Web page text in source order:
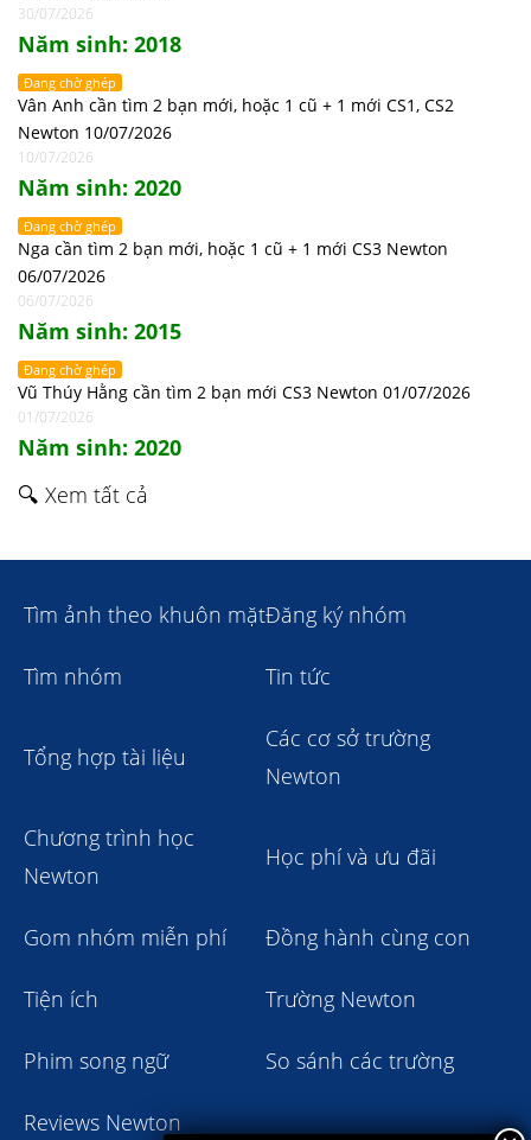
30/07/2026
Năm sinh: 2018
Đang chờ ghép
Vân Anh cần tìm 2 bạn mới, hoặc 1 cũ + 1 mới CS1, CS2
Newton 10/07/2026
10/07/2026
Năm sinh: 2020
Đang chờ ghép
Nga cần tìm 2 bạn mới, hoặc 1 cũ + 1 mới CS3 Newton
06/07/2026
06/07/2026
Năm sinh: 2015
Đang chờ ghép
Vũ Thúy Hằng cần tìm 2 bạn mới CS3 Newton 01/07/2026
01/07/2026
Năm sinh: 2020
🔍 Xem tất cả
Tìm ảnh theo khuôn mặtĐăng ký nhóm
Tìm nhóm Tin tức
Tổng hợp tài liệu
Các cơ sở trường
Newton
Chương trình học
Newton
Học phí và ưu đãi
Gom nhóm miễn phí Đồng hành cùng con
Tiện ích Trường Newton
Phim song ngữ So sánh các trường
Reviews Newton